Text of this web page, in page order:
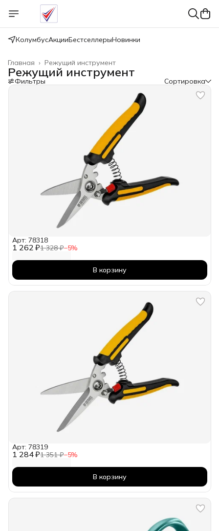
КолумбусАкцииБестселлерыНовинки
Режущий инструмент
Главная ›
Режущий инструмент
Фильтры Сортировка
1 262 ₽1 328 ₽−5%
Арт: 78318
В корзину
1 284 ₽1 351 ₽−5%
Арт: 78319
В корзину